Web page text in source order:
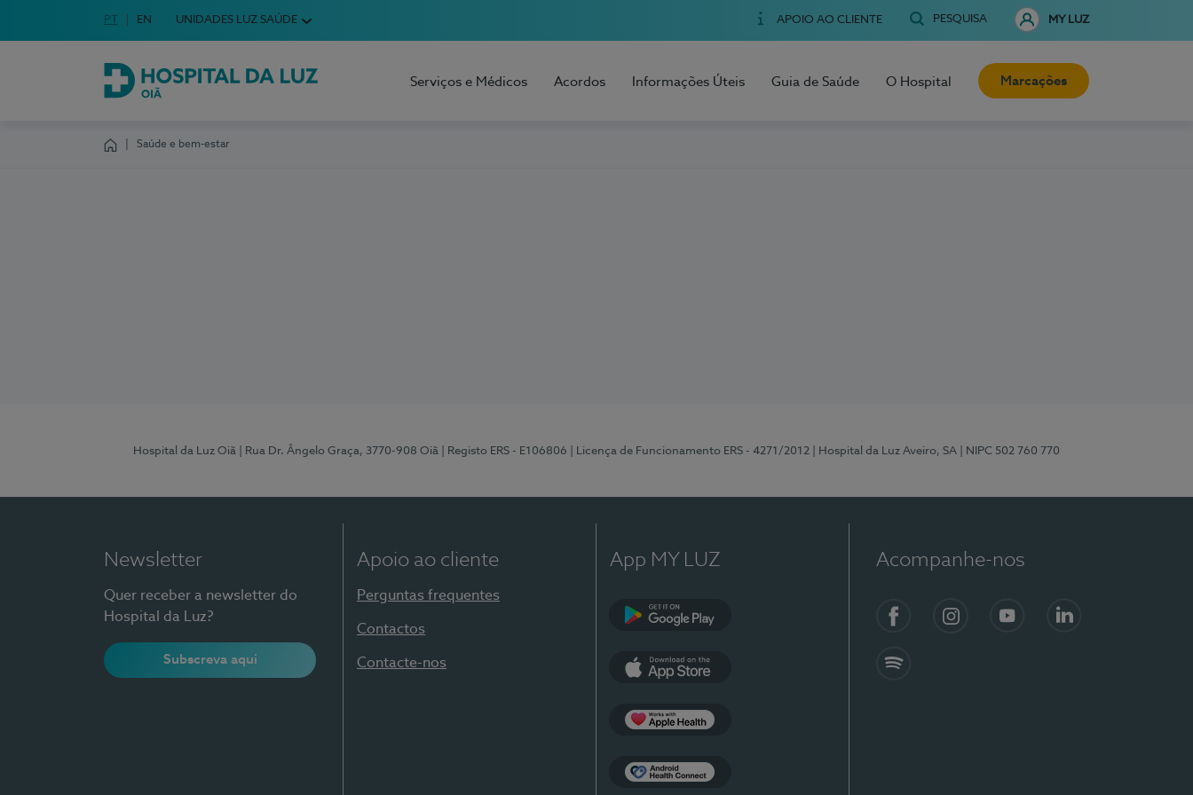
Escolha o seu idioma
Idioma em Português
PT English Language
EN UNIDADES LUZ SAÚDE APOIO AO CLIENTE PESQUISA MY LUZ
Hospital da Luz Oiã
Serviços e Médicos Acordos Informações Úteis Guia de Saúde O Hospital Marcações
Saúde e bem-estar
Hospital da Luz Oiã | Rua Dr. Ângelo Graça, 3770-908 Oiã | Registo ERS - E106806 | Licença de Funcionamento ERS - 4271/2012 | Hospital da Luz Aveiro, SA | NIPC 502 760 770
Newsletter
Quer receber a newsletter do
Hospital da Luz?
Subscreva aqui
Apoio ao cliente
Perguntas frequentes
Contactos
Contacte-nos
App MY LUZ Acompanhe-nos